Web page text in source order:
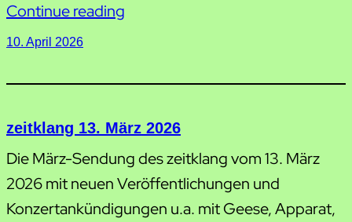
Continue reading
10. April 2026
zeitklang 13. März 2026
Die März-Sendung des zeitklang vom 13. März
2026 mit neuen Veröffentlichungen und
Konzertankündigungen u.a. mit Geese, Apparat,